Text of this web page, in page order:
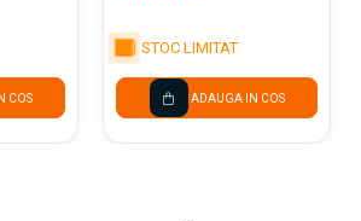
COS
STOC LIMITAT
ADAUGA IN COS